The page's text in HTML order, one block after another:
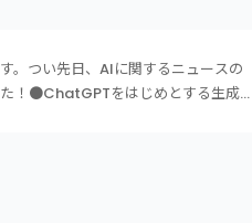
。つい先日、AIに関するニュースの
！●ChatGPTをはじめとする生成